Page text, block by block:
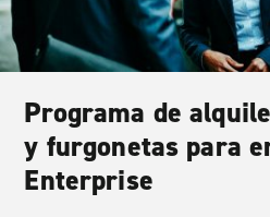
Programa de
y furgonetas para
Enterprise